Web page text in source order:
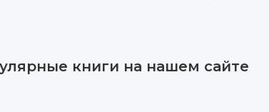
книги на нашем сайте